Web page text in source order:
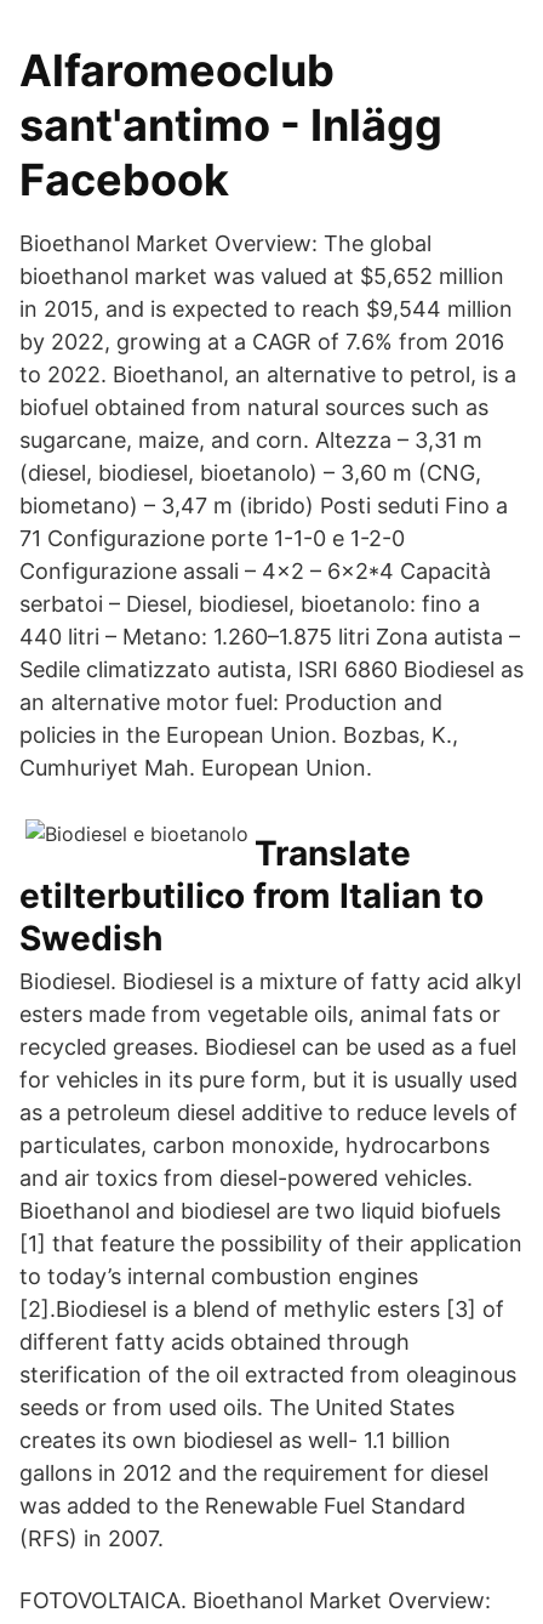
Alfaromeoclub
sant'antimo - Inlägg
Facebook
Bioethanol Market Overview: The global
bioethanol market was valued at $5,652 million
in 2015, and is expected to reach $9,544 million
by 2022, growing at a CAGR of 7.6% from 2016
to 2022. Bioethanol, an alternative to petrol, is a
biofuel obtained from natural sources such as
sugarcane, maize, and corn. Altezza – 3,31 m
(diesel, biodiesel, bioetanolo) – 3,60 m (CNG,
biometano) – 3,47 m (ibrido) Posti seduti Fino a
71 Configurazione porte 1-1-0 e 1-2-0
Configurazione assali – 4x2 – 6x2*4 Capacità
serbatoi – Diesel, biodiesel, bioetanolo: fino a
440 litri – Metano: 1.260–1.875 litri Zona autista –
Sedile climatizzato autista, ISRI 6860 Biodiesel as
an alternative motor fuel: Production and
policies in the European Union. Bozbas, K.,
Cumhuriyet Mah. European Union.
Translate
etilterbutilico from Italian to
Swedish
Biodiesel. Biodiesel is a mixture of fatty acid alkyl
esters made from vegetable oils, animal fats or
recycled greases. Biodiesel can be used as a fuel
for vehicles in its pure form, but it is usually used
as a petroleum diesel additive to reduce levels of
particulates, carbon monoxide, hydrocarbons
and air toxics from diesel-powered vehicles.
Bioethanol and biodiesel are two liquid biofuels
[1] that feature the possibility of their application
to today’s internal combustion engines
[2].Biodiesel is a blend of methylic esters [3] of
different fatty acids obtained through
sterification of the oil extracted from oleaginous
seeds or from used oils. The United States
creates its own biodiesel as well- 1.1 billion
gallons in 2012 and the requirement for diesel
was added to the Renewable Fuel Standard
(RFS) in 2007.
FOTOVOLTAICA. Bioethanol Market Overview: